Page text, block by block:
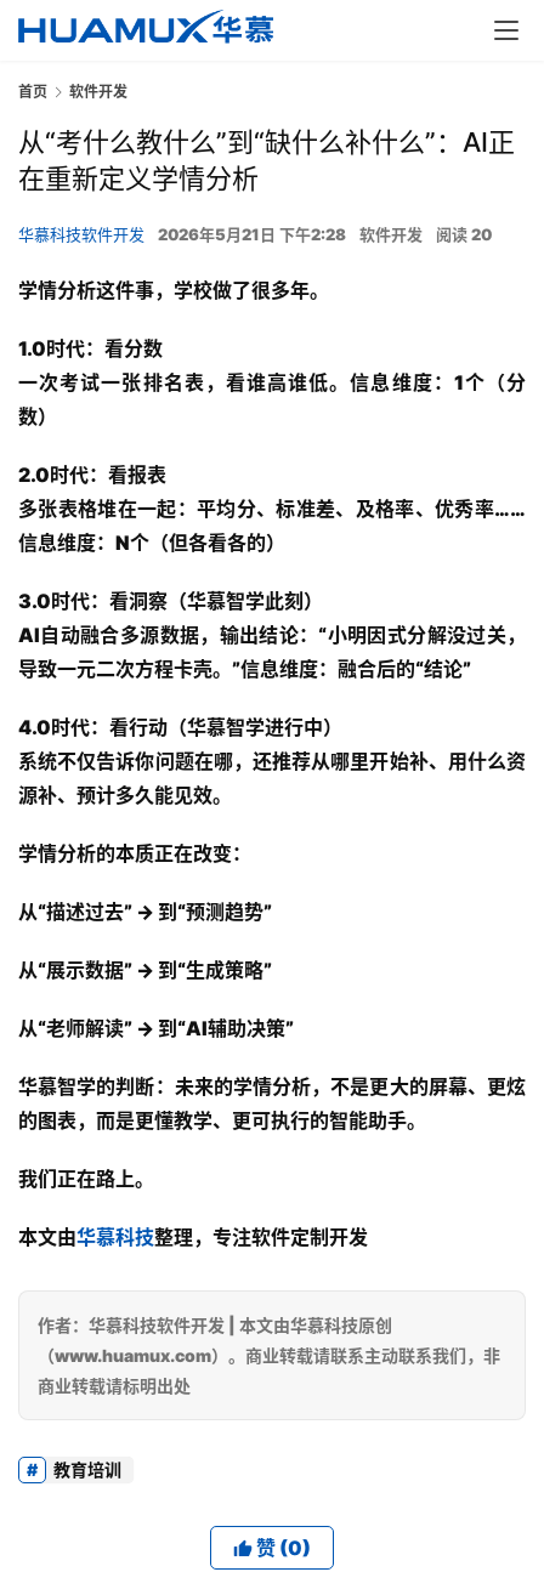
首
务
决
案
经
案
例
开
首页 软件开发
从“考什么教什么”到“缺什么补什么”：AI正
在重新定义学情分析
华慕科技软件开发 2026年5月21日 下午2:28 软件开发 阅读 20
学情分析这件事，学校做了很多年。
1.0时代：看分数
一次考试一张排名表，看谁高谁低。信息维度：1个（分
数）
2.0时代：看报表
多张表格堆在一起：平均分、标准差、及格率、优秀率……
信息维度：N个（但各看各的）
3.0时代：看洞察（华慕智学此刻）
AI自动融合多源数据，输出结论：“小明因式分解没过关，
导致一元二次方程卡壳。”信息维度：融合后的“结论”
4.0时代：看行动（华慕智学进行中）
系统不仅告诉你问题在哪，还推荐从哪里开始补、用什么资
源补、预计多久能见效。
学情分析的本质正在改变：
从“描述过去” → 到“预测趋势”
从“展示数据” → 到“生成策略”
从“老师解读” → 到“AI辅助决策”
华慕智学的判断：未来的学情分析，不是更大的屏幕、更炫
的图表，而是更懂教学、更可执行的智能助手。
我们正在路上。
本文由华慕科技整理，专注软件定制开发
作者：华慕科技软件开发 | 本文由华慕科技原创
（www.huamux.com）。商业转载请联系主动联系我们，非
商业转载请标明出处
教育培训
赞 (0)